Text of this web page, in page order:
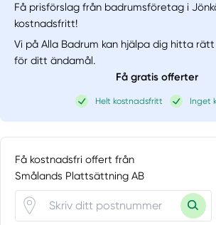
Få prisförslag från badrumsföretag i
kostnadsfritt!
Vi på Alla Badrum kan hjälpa dig hitta
för ditt ändamål.
Få gratis offerter
Helt kostnadsfritt Inget
Få kostnadsfri offert från
Smålands Plattsättning AB